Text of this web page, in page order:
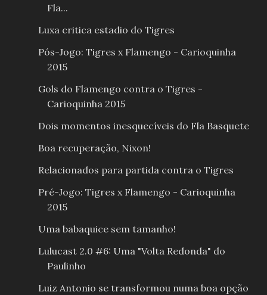
Fla...
Luxa critica estadio do Tigres
Pós-Jogo: Tigres x Flamengo - Carioquinha
2015
Gols do Flamengo contra o Tigres -
Carioquinha 2015
Dois momentos inesquecíveis do Fla Basquete
Boa recuperação, Nixon!
Relacionados para partida contra o Tigres
Pré-Jogo: Tigres x Flamengo - Carioquinha
2015
Uma babaquice sem tamanho!
Lulucast 2.0 #6: Uma "Volta Redonda" do
Paulinho
Luiz Antonio se transformou numa boa opção